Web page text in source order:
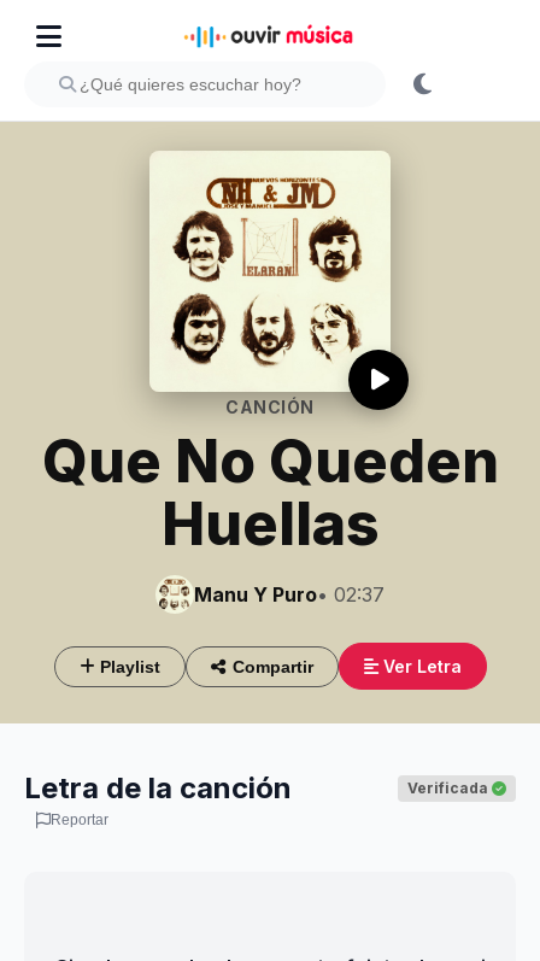
CANCIÓN
Que No Queden
Huellas
Manu Y Puro• 02:37
Playlist Compartir Ver Letra
Letra de la canción Verificada
Reportar